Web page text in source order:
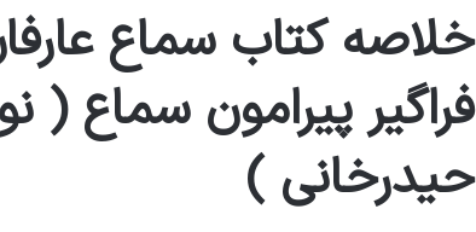
خلاصه کتاب سماع
فراگیر پیرامون سماع
حیدرخانی )